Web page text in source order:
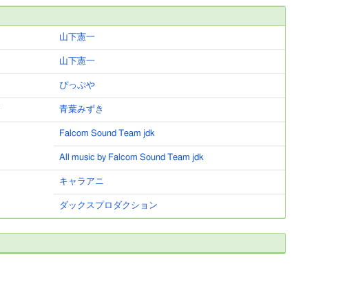
山下憲一
山下憲一
ぴっぷや
青葉みずき
Falcom Sound Team jdk
All music by Falcom Sound Team jdk
キャラアニ
ダックスプロダクション